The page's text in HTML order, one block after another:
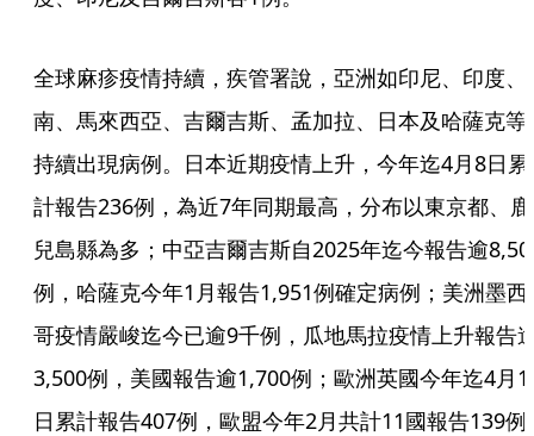
全球麻疹疫情持續，疾管署說，亞洲如印尼、印度、
南、馬來西亞、吉爾吉斯、孟加拉、日本及哈薩克等
持續出現病例。日本近期疫情上升，今年迄4月8日累
計報告236例，為近7年同期最高，分布以東京都、鹿
兒島縣為多；中亞吉爾吉斯自2025年迄今報告逾
例，哈薩克今年1月報告1,951例確定病例；美洲墨西
哥疫情嚴峻迄今已逾9千例，瓜地馬拉疫情上升報告
3,500例，美國報告逾1,700例；歐洲英國今年迄4月
日累計報告407例，歐盟今年2月共計11國報告139例